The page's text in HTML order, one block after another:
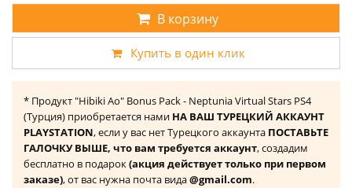
В корзину
Купить в один клик
* Продукт "Hibiki Ao" Bonus Pack - Neptunia Virtual Stars PS4
(Турция) приобретается нами НА ВАШ ТУРЕЦКИЙ АККАУНТ
PLAYSTATION, если у вас нет Турецкого аккаунта ПОСТАВЬТЕ
ГАЛОЧКУ ВЫШЕ, что вам требуется аккаунт, создадим
бесплатно в подарок(акция действует только при первом
заказе), от вас нужна почта вида@gmail.com.